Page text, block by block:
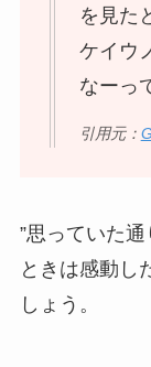
を見た
ケイウ
なーっ
引用元：
”思っていた
ときは感動し
しょう。